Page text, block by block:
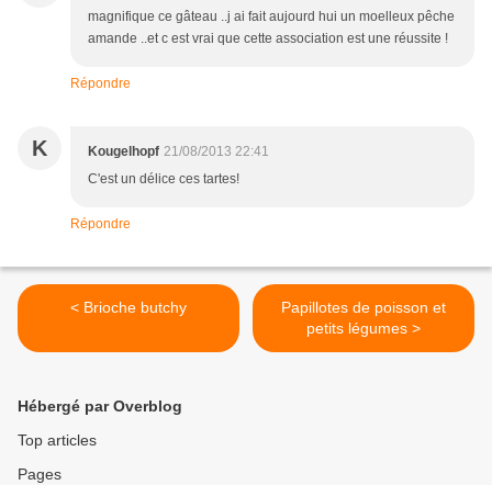
magnifique ce gâteau ..j ai fait aujourd hui un moelleux pêche
amande ..et c est vrai que cette association est une réussite !
Répondre
K Kougelhopf 21/08/2013 22:41
C'est un délice ces tartes!
Répondre
< Brioche butchy
Papillotes de poisson et
petits légumes >
Hébergé par Overblog
Top articles
Pages